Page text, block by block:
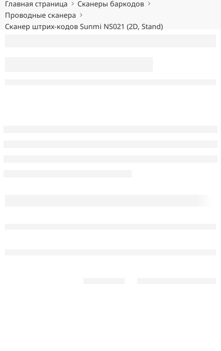
Главная страница
Сканеры баркодов
Проводные сканера
Сканер штрих-кодов Sunmi NS021 (2D, Stand)